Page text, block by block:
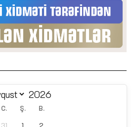
C. Ş. B.